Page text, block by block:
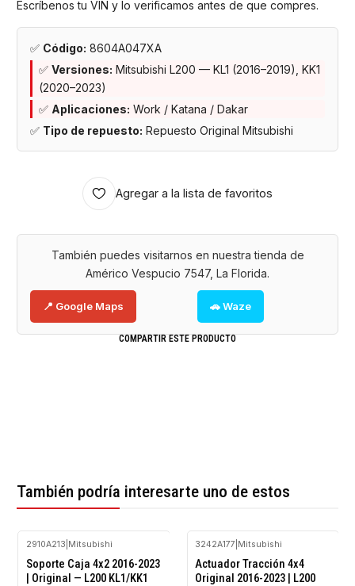
Escríbenos tu VIN y lo verificamos antes de que compres.
✅ Código: 8604A047XA
✅ Versiones: Mitsubishi L200 — KL1 (2016–2019), KK1
(2020–2023)
✅ Aplicaciones: Work / Katana / Dakar
✅ Tipo de repuesto: Repuesto Original Mitsubishi
Agregar a la lista de favoritos
También puedes visitarnos en nuestra tienda de
Américo Vespucio 7547, La Florida.
📍 Google Maps 🚗 Waze
COMPARTIR ESTE PRODUCTO
También podría interesarte uno de estos
2910A213 Mitsubishi
Soporte Caja 4x2 2016-2023
| Original — L200 KL1/KK1
3242A177 Mitsubishi
Actuador Tracción 4x4
Original 2016-2023 | L200